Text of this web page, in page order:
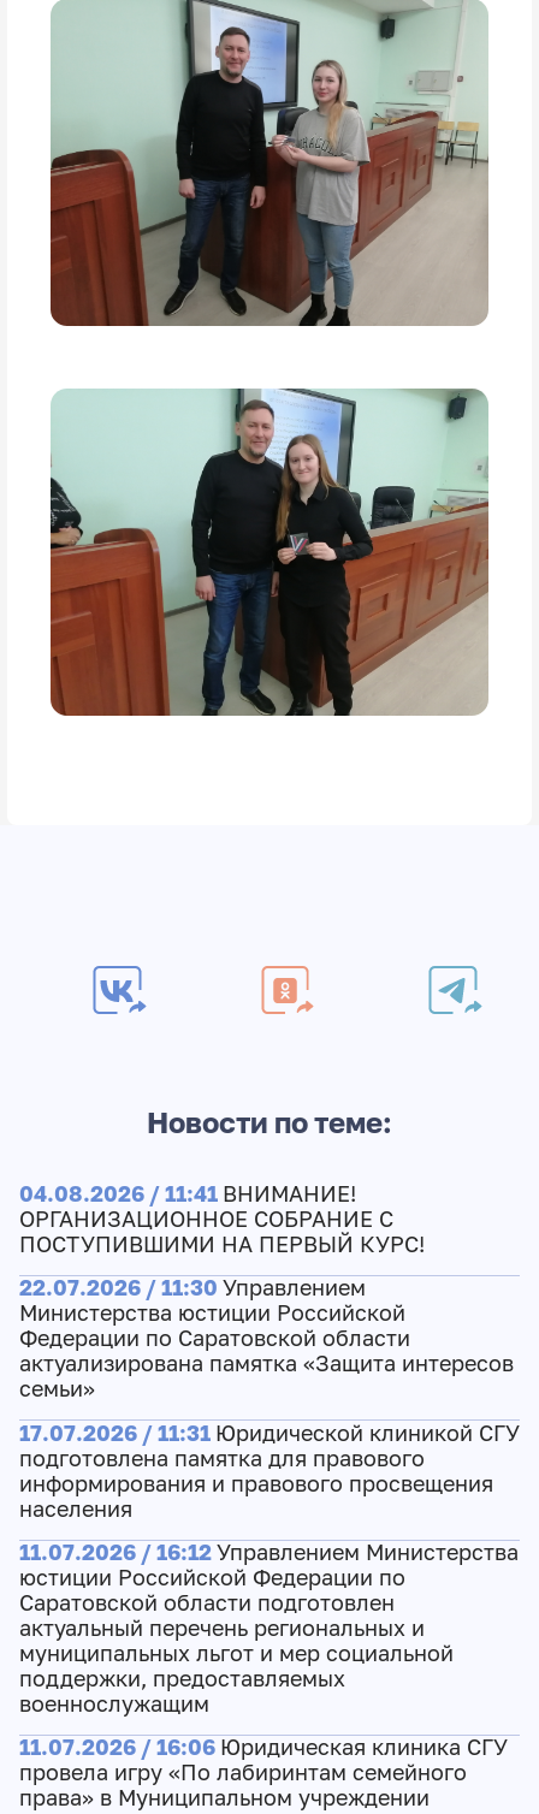
Новости по теме:
04.08.2026 / 11:41 ВНИМАНИЕ!
ОРГАНИЗАЦИОННОЕ СОБРАНИЕ С
ПОСТУПИВШИМИ НА ПЕРВЫЙ КУРС!
22.07.2026 / 11:30 Управлением
Министерства юстиции Российской
Федерации по Саратовской области
актуализирована памятка «Защита интересов
семьи»
17.07.2026 / 11:31 Юридической клиникой СГУ
подготовлена памятка для правового
информирования и правового просвещения
населения
11.07.2026 / 16:12Управлением Министерства
юстиции Российской Федерации по
Саратовской области подготовлен
актуальный перечень региональных и
муниципальных льгот и мер социальной
поддержки, предоставляемых
военнослужащим
11.07.2026 / 16:06 Юридическая клиника СГУ
провела игру «По лабиринтам семейного
права» в Муниципальном учреждении